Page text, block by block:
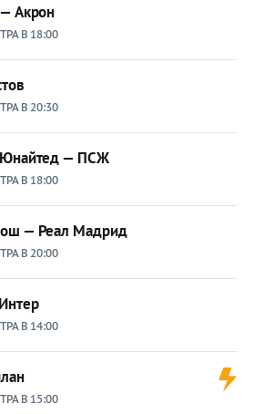
Акрон
В 18:00
В 20:30
Юнайтед — ПСЖ
В 18:00
— Реал Мадрид
В 20:00
В 14:00
В 15:00